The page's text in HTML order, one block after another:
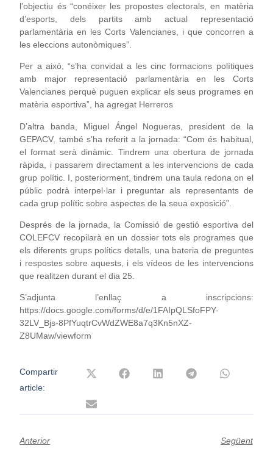
l’objectiu és “conéixer les propostes electorals, en matèria
d’esports, dels partits amb actual representació
parlamentària en les Corts Valencianes, i que concorren a
les eleccions autonòmiques”.
Per a això, “s’ha convidat a les cinc formacions polítiques
amb major representació parlamentària en les Corts
Valencianes perquè puguen explicar els seus programes en
matèria esportiva”, ha agregat Herreros
D’altra banda, Miguel Ángel Nogueras, president de la
GEPACV, també s’ha referit a la jornada: “Com és habitual,
el format serà dinàmic. Tindrem una obertura de jornada
ràpida, i passarem directament a les intervencions de cada
grup polític. I, posteriorment, tindrem una taula redona on el
públic podrà interpel·lar i preguntar als representants de
cada grup polític sobre aspectes de la seua exposició”.
Després de la jornada, la Comissió de gestió esportiva del
COLEFCV recopilarà en un dossier tots els programes que
els diferents grups polítics detalls, una bateria de preguntes
i respostes sobre aquests, i els vídeos de les intervencions
que realitzen durant el dia 25.
S’adjunta l’enllaç a inscripcions:
https://docs.google.com/forms/d/e/1FAIpQLSfoFPY-
32LV_Bjs-8PfYuqtrCvWdZWE8a7q3Kn5nXZ-
Z8UMaw/viewform
Compartir
article:
Anterior Següent